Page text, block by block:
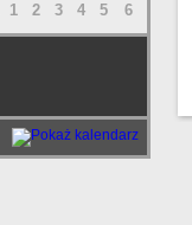
1 2 3 4 5 6